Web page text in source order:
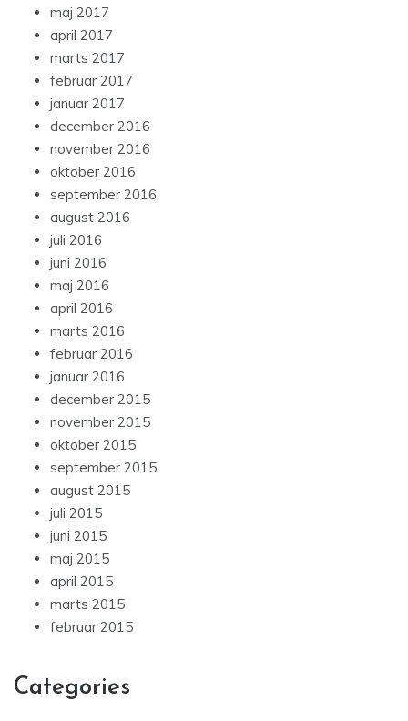
maj 2017
april 2017
marts 2017
februar 2017
januar 2017
december 2016
november 2016
oktober 2016
september 2016
august 2016
juli 2016
juni 2016
maj 2016
april 2016
marts 2016
februar 2016
januar 2016
december 2015
november 2015
oktober 2015
september 2015
august 2015
juli 2015
juni 2015
maj 2015
april 2015
marts 2015
februar 2015
Categories